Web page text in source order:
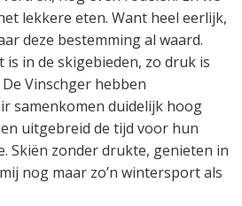
lekkere eten. Want heel eerlijk,
deze bestemming al waard.
in de skigebieden, zo druk is
Vinschger hebben
samenkomen duidelijk hoog
uitgebreid de tijd voor hun
Skiën zonder drukte, genieten in
nog maar zo’n wintersport als